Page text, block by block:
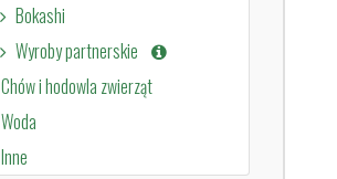
Bokashi
Wyroby partnerskie
Chów i hodowla zwierząt
Woda
Inne